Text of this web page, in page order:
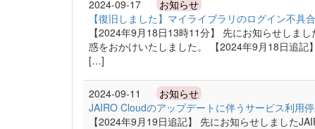
2024-09-17 お知らせ
【復旧しました】マイライブラリのログイン不具
【2024年9月18日13時11分】 先にお知らせしま
惑をおかけいたしました。 【2024年9月18日追
[…]
2024-09-11 お知らせ
JAIRO Cloudのアップデートに伴うサービス利用
【2024年9月19日追記】 先にお知らせしました